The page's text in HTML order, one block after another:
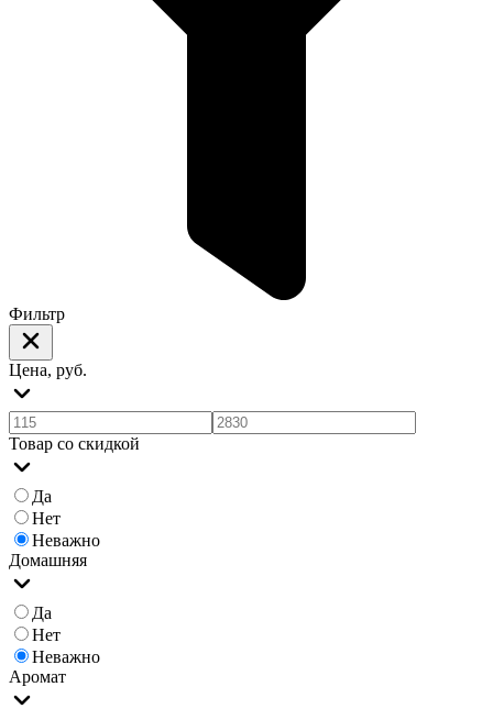
Фильтр
Цена, руб.
Товар со скидкой
Да
Нет
Неважно
Домашняя
Да
Нет
Неважно
Аромат